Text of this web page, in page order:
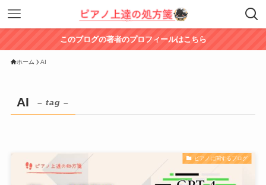
このブログの著者のプロフィールはこちら
ホーム AI
AI – tag –
ピアノに関するブログ